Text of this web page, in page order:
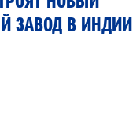
ЗАВОД В ИНДИИ